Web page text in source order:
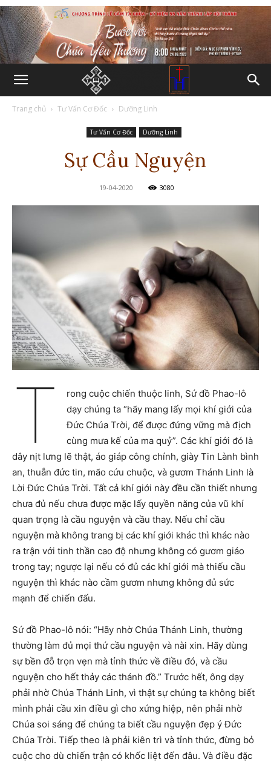
Trang chủ Tư Vấn Cơ Đốc Dưỡng Linh
Tư Vấn Cơ Đốc Dưỡng Linh
Sự Cầu Nguyện
19-04-2020 3080
T
rong cuộc chiến thuộc linh, Sứ đồ Phao-lô
dạy chúng ta “hãy mang lấy mọi khí giới của
Đức Chúa Trời, để được đứng vững mà địch
cùng mưa kế của ma quỷ”. Các khí giới đó là
dây nịt lưng lẽ thật, áo giáp công chính, giày Tin Lành bình
an, thuẫn đức tin, mão cứu chuộc, và gươm Thánh Linh là
Lời Đức Chúa Trời. Tất cả khí giới này đều cần thiết nhưng
chưa đủ nếu chưa được mặc lấy quyền năng của vũ khí
quan trọng là cầu nguyện và cầu thay. Nếu chỉ cầu
nguyện mà không trang bị các khí giới khác thì khác nào
ra trận với tinh thần cao độ nhưng không có gươm giáo
trong tay; ngược lại nếu có đủ các khí giới mà thiếu cầu
nguyện thì khác nào cầm gươm nhưng không đủ sức
mạnh để chiến đấu.
Sứ đồ Phao-lô nói: “Hãy nhờ Chúa Thánh Linh, thường
thường làm đủ mọi thứ cầu nguyện và nài xin. Hãy dùng
sự bền đỗ trọn vẹn mà tỉnh thức về điều đó, và cầu
nguyện cho hết thảy các thánh đồ.” Trước hết, ông dạy
phải nhờ Chúa Thánh Linh, vì thật sự chúng ta không biết
mình phải cầu xin điều gì cho xứng hiệp, nên phải nhờ
Chúa soi sáng để chúng ta biết cầu nguyện đẹp ý Đức
Chúa Trời. Tiếp theo là phải kiên trì và tỉnh thức, đừng bỏ
cuộc cho dù chiến trận có khốc liệt đến đâu. Và điều đặc